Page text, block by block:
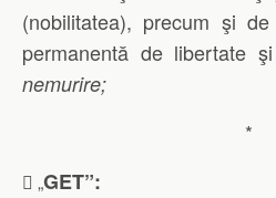
(nobilitatea), precum şi
permanentă de libertate
nemurire;
*
 „GET”: